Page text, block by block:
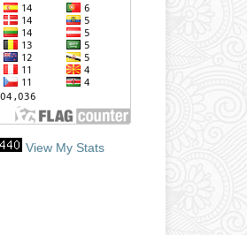
View My Stats